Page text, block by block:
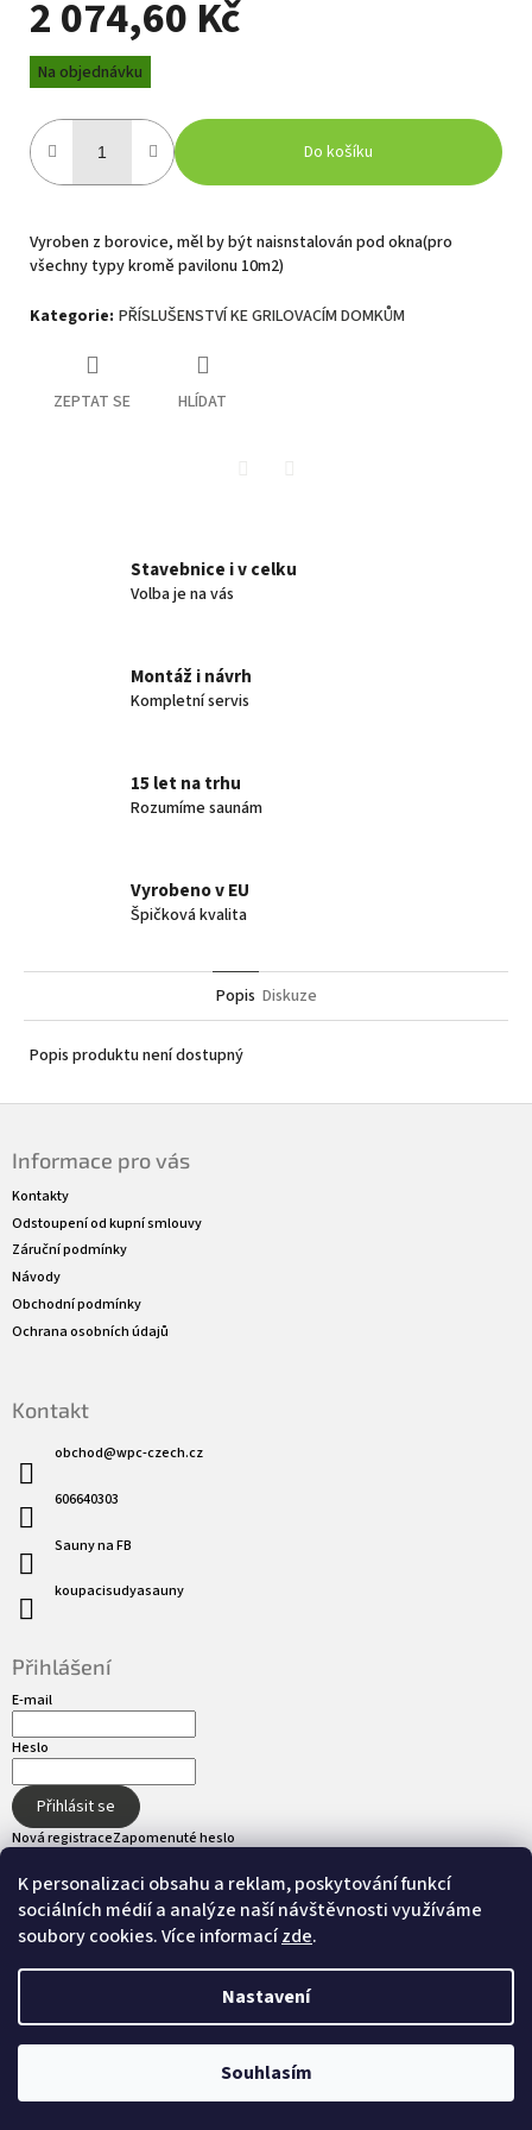
K personalizaci obsahu a reklam, poskytování funkcí
sociálních médií a analýze naší návštěvnosti využíváme
soubory cookies. Více informacízde.
Nastavení
Souhlasím
2 074,60 Kč
Měrná
cena:
Na objednávku
Do košíku
Vyroben z borovice, měl by být naisnstalován pod okna(pro
všechny typy kromě pavilonu 10m2)
Kategorie: PŘÍSLUŠENSTVÍ KE GRILOVACÍM DOMKŮM
ZEPTAT SE HLÍDAT
Stavebnice i v celku
Volba je na vás
Montáž i návrh
Kompletní servis
15 let na trhu
Rozumíme saunám
Vyrobeno v EU
Špičková kvalita
Popis Diskuze
Popis produktu není dostupný
Informace pro vás
Kontakty
Odstoupení od kupní smlouvy
Záruční podmínky
Návody
Obchodní podmínky
Ochrana osobních údajů
Kontakt
obchod@wpc-czech.cz
606640303
Sauny na FB
koupacisudyasauny
Přihlášení
E-mail
Heslo
Přihlásit se
Nová registraceZapomenuté heslo
Přijímáme online platby
Vytvořil Shoptet
Nastavil tým EshopyUmíme.czCopyright 2026
vyhrazena.Upravit nastavení cookies